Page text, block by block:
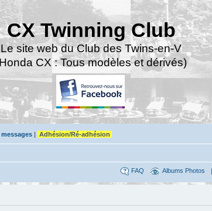
CX Twinning Club
Le site web du Club des Twins-en-V
CX : Tous modèles et dérivés)
| Adhésion/Ré-adhésion
FAQ Albums Photos